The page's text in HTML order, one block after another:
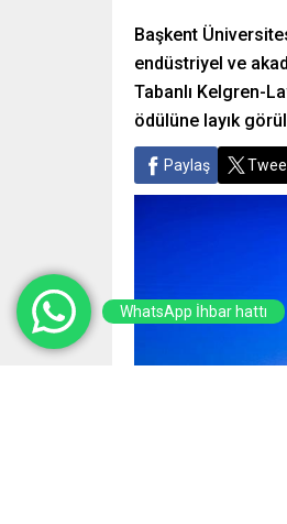
Başkent
endüstriyel ve
Tabanlı Kelgren-
ödülüne layık
Paylaş
WhatsApp İhbar hattı